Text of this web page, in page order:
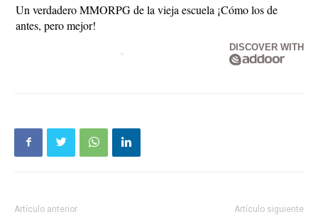
Un verdadero MMORPG de la vieja escuela ¡Cómo los de
antes, pero mejor!
DISCOVER WITH
Artículo anterior Artículo siguiente